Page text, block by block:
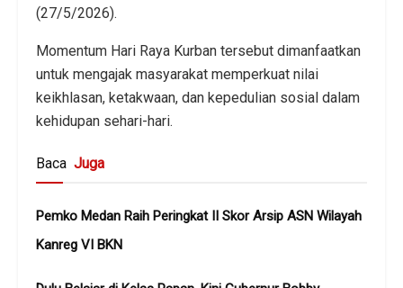
(27/5/2026).
Momentum Hari Raya Kurban tersebut dimanfaatkan
untuk mengajak masyarakat memperkuat nilai
keikhlasan, ketakwaan, dan kepedulian sosial dalam
kehidupan sehari-hari.
Baca Juga
Pemko Medan Raih Peringkat II Skor Arsip ASN Wilayah
Kanreg VI BKN